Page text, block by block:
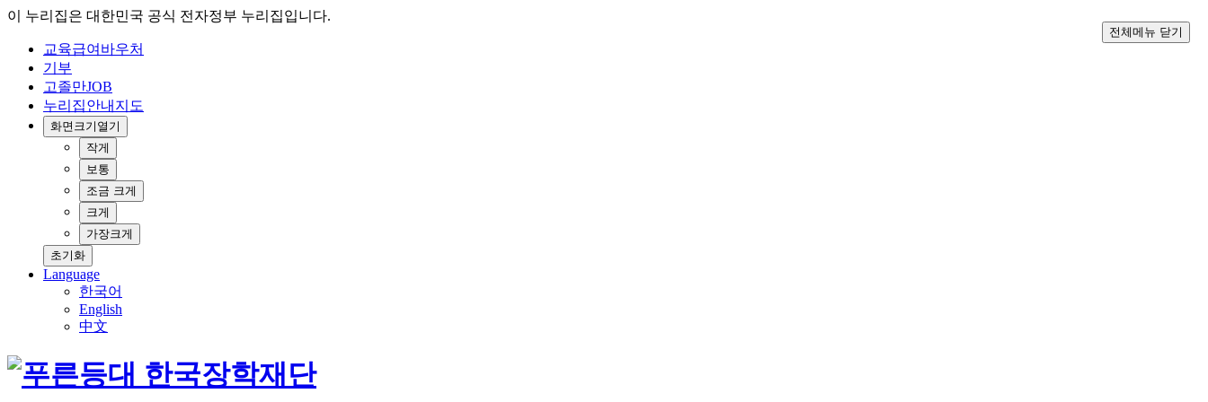
이 누리집은 대한민국 공식 전자정부 누리집입니다.
교육급여바우처
기부
고졸만JOB
누리집안내지도
화면크기 열기
작게
보통
조금 크게
크게
가장크게
초기화
Language
한국어
English
中文
전체메뉴 닫기